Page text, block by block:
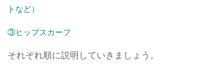
トなど）
③ヒップスカーフ
それぞれ順に説明していきましょう。